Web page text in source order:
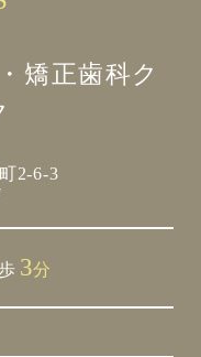
矯正歯科ク
2-6-3
3分